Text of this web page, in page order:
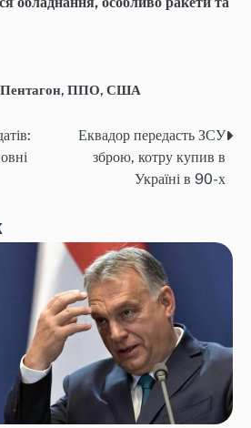
Пентагон, ППО, США
Еквадор передасть ЗСУ
зброю, котру купив в
Україні в 90-х